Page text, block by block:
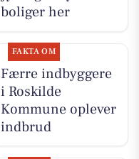
boliger her
FAKTA OM
Færre indbyggere
i Roskilde
Kommune oplever
indbrud